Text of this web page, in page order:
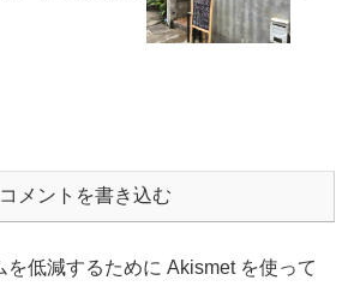
コメントを書き込む
を低減するために Akismet を使って